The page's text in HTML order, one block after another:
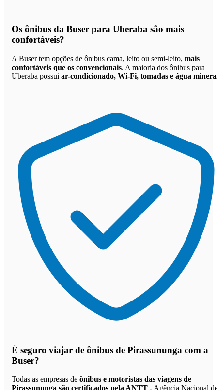
Os ônibus da Buser para Uberaba são mais
confortáveis?
A Buser tem opções de ônibus cama, leito ou semi-leito, mais
confortáveis que os convencionais. A maioria dos ônibus para
Uberaba possui ar-condicionado, Wi-Fi, tomadas e água
É seguro viajar de ônibus de Pirassununga com a
Buser?
Todas as empresas de ônibus e motoristas das viagens de
Pirassununga são certificados pela ANTT - Agência Nacional